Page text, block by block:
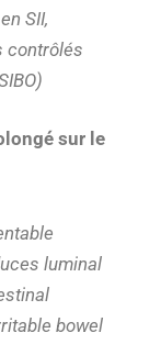
SII,
contrôlés
sur le
luminal
bowel